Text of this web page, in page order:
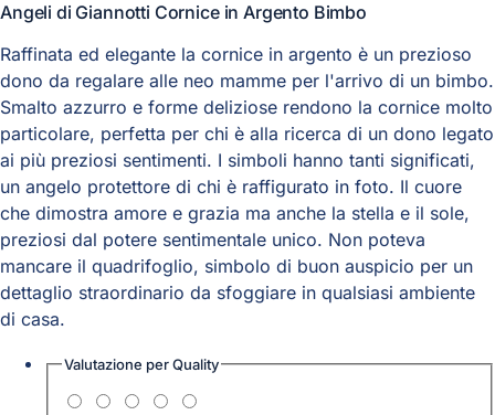
Angeli di Giannotti Cornice in Argento Bimbo
Raffinata ed elegante la cornice in argento è un prezioso
dono da regalare alle neo mamme per l'arrivo di un bimbo.
Smalto azzurro e forme deliziose rendono la cornice molto
particolare, perfetta per chi è alla ricerca di un dono legato
ai più preziosi sentimenti. I simboli hanno tanti significati,
un angelo protettore di chi è raffigurato in foto. Il cuore
che dimostra amore e grazia ma anche la stella e il sole,
preziosi dal potere sentimentale unico. Non poteva
mancare il quadrifoglio, simbolo di buon auspicio per un
dettaglio straordinario da sfoggiare in qualsiasi ambiente
di casa.
Valutazione perQuality